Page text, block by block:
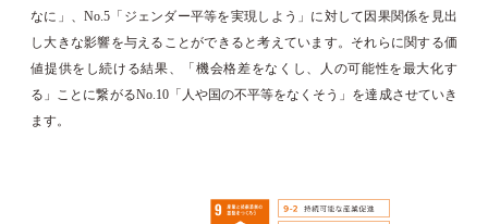
なに」、No.5「ジェンダー平等を実現しよう」に対して因果関係を見出
し大きな影響を与えることができると考えています。それらに関する価
値提供をし続ける結果、「機会格差をなくし、人の可能性を最大化す
る」ことに繋がるNo.10「人や国の不平等をなくそう」を達成させていき
ます。